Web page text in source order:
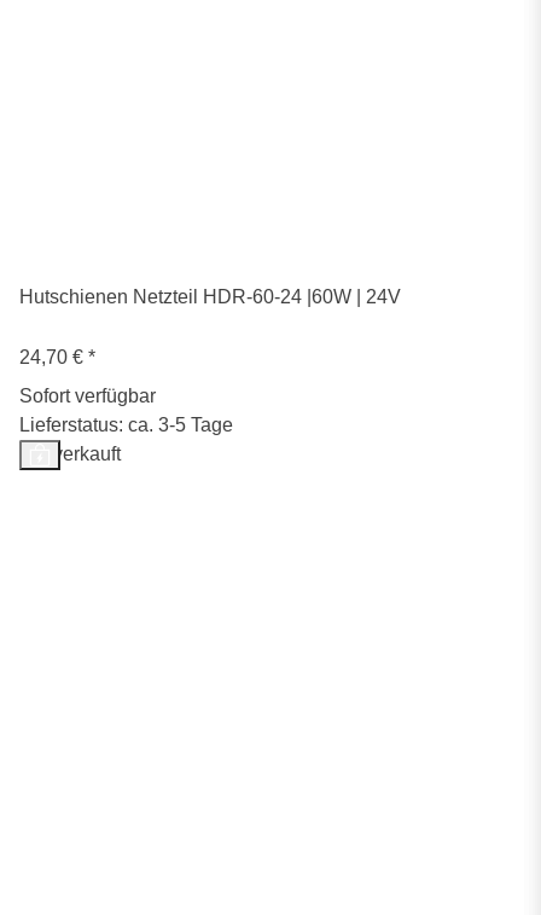
Hutschienen Netzteil HDR-60-24 |60W | 24V
24,70 € *
Sofort verfügbar
Lieferstatus: ca. 3-5 Tage
Ausverkauft